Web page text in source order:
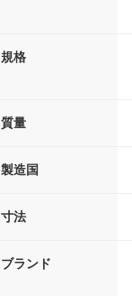
規格
質量
製造国
寸法
ブランド